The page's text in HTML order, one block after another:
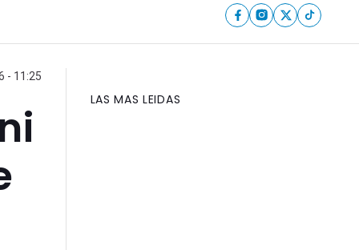
- 11:25
LAS MAS LEIDAS